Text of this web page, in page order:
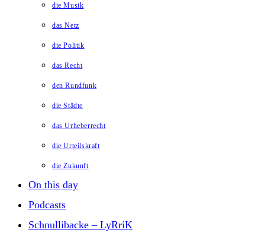
die Musik
das Netz
die Politik
das Recht
den Rundfunk
die Städte
das Urheberrecht
die Urteilskraft
die Zukunft
On this day
Podcasts
Schnullibacke – LyRriK